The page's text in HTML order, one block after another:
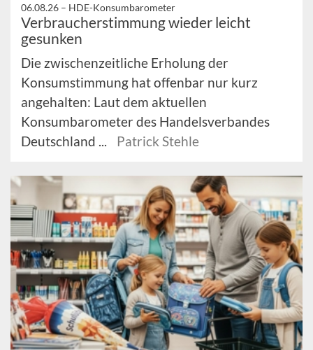
06.08.26 – HDE-Konsumbarometer
Verbraucherstimmung wieder leicht
gesunken
Die zwischenzeitliche Erholung der
Konsumstimmung hat offenbar nur kurz
angehalten: Laut dem aktuellen
Konsumbarometer des Handelsverbandes
Deutschland ...
Patrick Stehle